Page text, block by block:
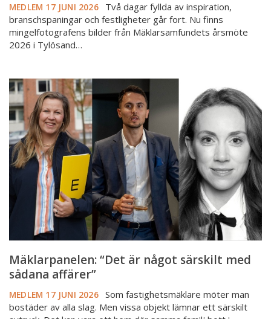
MEDLEM 17 JUNI 2026
Två dagar fyllda av inspiration,
branschspaningar och festligheter går fort. Nu finns
mingelfotografens bilder från Mäklarsamfundets årsmöte
2026 i Tylösand…
Mäklarpanelen:
“Det
är
något
särskilt
med
sådana
Mäklarpanelen: “Det är något särskilt med
sådana affärer”
MEDLEM 17 JUNI 2026 Som fastighetsmäklare möter man
bostäder av alla slag. Men vissa objekt lämnar ett särskilt